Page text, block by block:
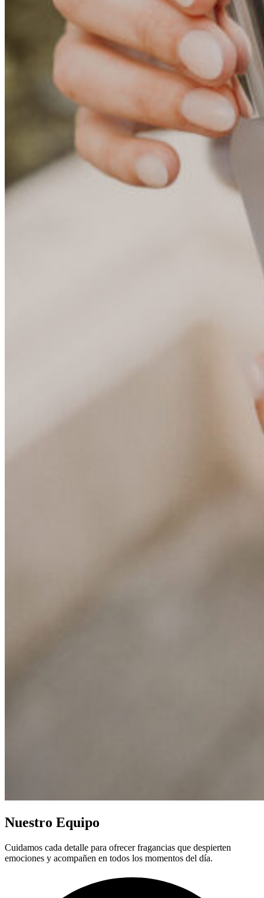
Nuestro Equipo
Cuidamos cada detalle para ofrecer fragancias que despierten
emociones y acompañen en todos los momentos del día.